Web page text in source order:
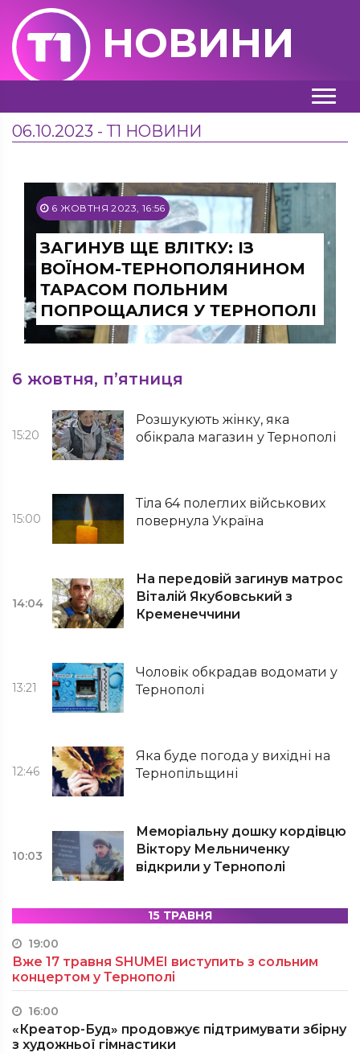
НОВИНИ
06.10.2023 - Т1 НОВИНИ
6 ЖОВТНЯ 2023, 16:56
ЗАГИНУВ ЩЕ ВЛІТКУ: ІЗ
ВОЇНОМ-ТЕРНОПОЛЯНИНОМ
ТАРАСОМ ПОЛЬНИМ
ПОПРОЩАЛИСЯ У ТЕРНОПОЛІ
6 жовтня, п’ятниця
15:20
Розшукують жінку, яка
обікрала магазин у Тернополі
15:00
Тіла 64 полеглих військових
повернула Україна
14:04
На передовій загинув матрос
Віталій Якубовський з
Кременеччини
13:21
Чоловік обкрадав водомати у
Тернополі
12:46
Яка буде погода у вихідні на
Тернопільщині
10:03
Меморіальну дошку кордівцю
Віктору Мельниченку
відкрили у Тернополі
15 ТРАВНЯ
19:00
Вже 17 травня SHUMEI виступить з сольним
концертом у Тернополі
16:00
«Креатор-Буд» продовжує підтримувати збірну
з художньої гімнастики